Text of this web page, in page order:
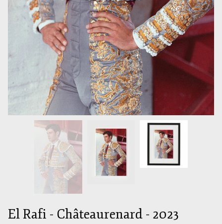
El Rafi - Châteaurenard - 2023